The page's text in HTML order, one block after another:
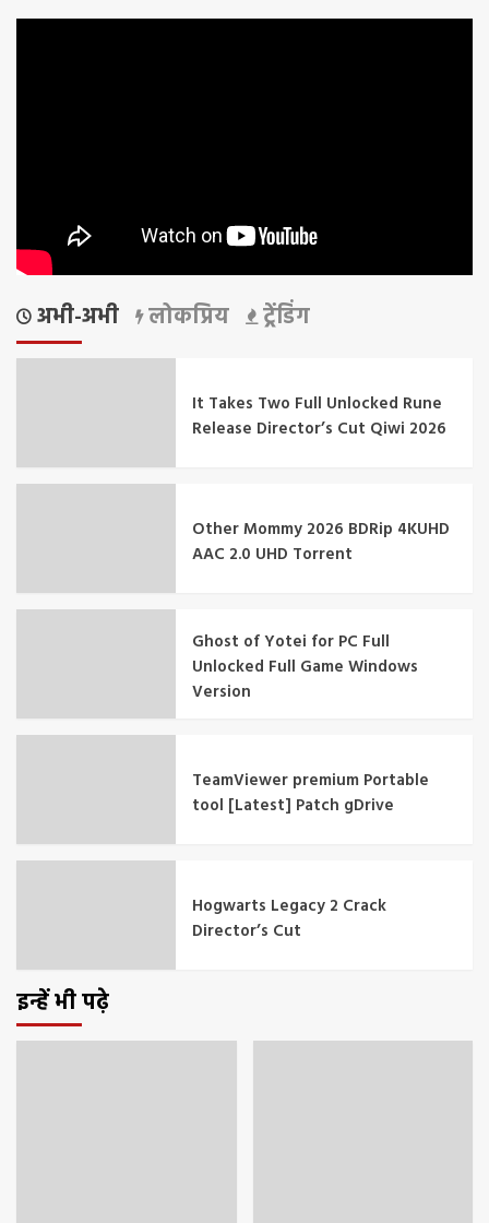
अभी-अभी लोकप्रिय ट्रेंडिंग
It Takes Two Full Unlocked Rune
Release Director’s Cut Qiwi 2026
Other Mommy 2026 BDRip 4KUHD
AAC 2.0 UHD Torrent
Ghost of Yotei for PC Full
Unlocked Full Game Windows
Version
TeamViewer premium Portable
tool [Latest] Patch gDrive
Hogwarts Legacy 2 Crack
Director’s Cut
इन्हें भी पढ़े